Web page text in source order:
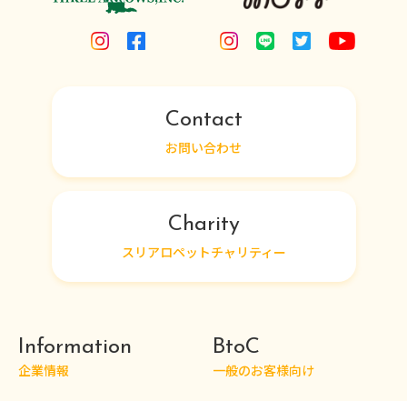
Contact
お問い合わせ
Charity
スリアロペットチャリティー
Information
企業情報
BtoC
一般のお客様向け